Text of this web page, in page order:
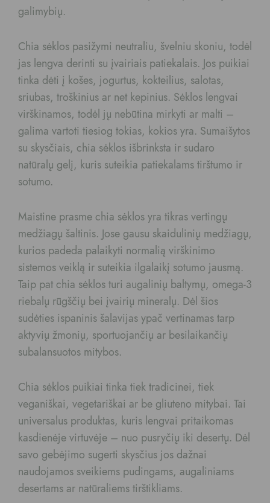
galimybių.
Chia sėklos pasižymi neutraliu, švelniu skoniu, todėl
jas lengva derinti su įvairiais patiekalais. Jos puikiai
tinka dėti į košes, jogurtus, kokteilius, salotas,
sriubas, troškinius ar net kepinius. Sėklos lengvai
virškinamos, todėl jų nebūtina mirkyti ar malti –
galima vartoti tiesiog tokias, kokios yra. Sumaišytos
su skysčiais, chia sėklos išbrinksta ir sudaro
natūralų gelį, kuris suteikia patiekalams tirštumo ir
sotumo.
Maistine prasme chia sėklos yra tikras vertingų
medžiagų šaltinis. Jose gausu skaidulinių medžiagų,
kurios padeda palaikyti normalią virškinimo
sistemos veiklą ir suteikia ilgalaikį sotumo jausmą.
Taip pat chia sėklos turi augalinių baltymų, omega-3
riebalų rūgščių bei įvairių mineralų. Dėl šios
sudėties ispaninis šalavijas ypač vertinamas tarp
aktyvių žmonių, sportuojančių ar besilaikančių
subalansuotos mitybos.
Chia sėklos puikiai tinka tiek tradicinei, tiek
veganiškai, vegetariškai ar be gliuteno mitybai. Tai
universalus produktas, kuris lengvai pritaikomas
kasdienėje virtuvėje – nuo pusryčių iki desertų. Dėl
savo gebėjimo sugerti skysčius jos dažnai
naudojamos sveikiems pudingams, augaliniams
desertams ar natūraliems tirštikliams.